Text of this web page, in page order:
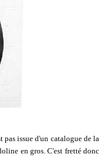
pas issue d'un catalogue de la
en gros. C'est fretté donc